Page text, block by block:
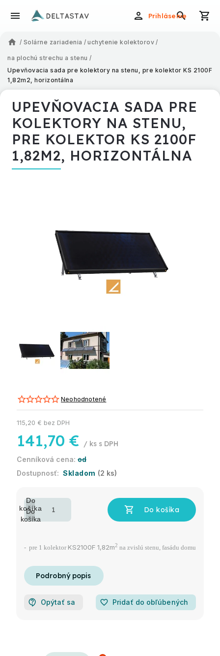
Prihlásenie
/ Solárne zariadenia / uchytenie kolektorov /
na plochú strechu a stenu /
Upevňovacia sada pre kolektory na stenu, pre kolektor KS 2100F
1,82m2, horizontálna
UPEVŇOVACIA SADA PRE
KOLEKTORY NA STENU,
PRE KOLEKTOR KS 2100F
1,82M2, HORIZONTÁLNA
Neohodnotené
od
141,70 € / ks
115,20 € bez DPH
Skladom (2 ks)
- pre 1 kolektor KS2100F 1,82m2 na zvislú stenu, fasádu domu
Opýtať sa favorite_border Pridať do obľúbených